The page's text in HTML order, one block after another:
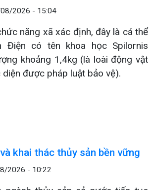
2026 - 15:04
năng xã xác định, đây là cá thể
Điện có tên khoa học Spilornis
khoảng 1,4kg (là loài động vật
được pháp luật bảo vệ).
khai thác thủy sản bền vững
2026 - 10:22